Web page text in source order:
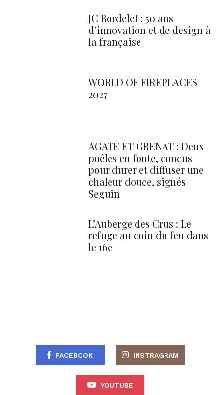
JC Bordelet : 50 ans
d’innovation et de design à
la française
WORLD OF FIREPLACES
2027
AGATE ET GRENAT : Deux
poêles en fonte, conçus
pour durer et diffuser une
chaleur douce, signés
Seguin
L’Auberge des Crus : Le
refuge au coin du feu dans
le 16e
FACEBOOK INSTRAGRAM
YOUTUBE